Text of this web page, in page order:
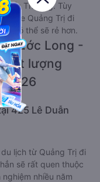
Thưởng. Tùy
Xe Quảng Trị đi
có thể sẽ rẻ hơn.
Phước Long -
lượng
2026
425 Lê Duẫn
lịch từ Quảng Trị đi
sẽ rất quen thuộc
nhiều năm